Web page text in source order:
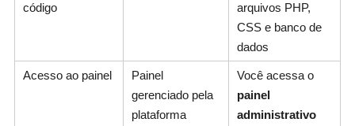
código
arquivos PHP,
CSS e banco de
dados
Acesso ao painel
Painel
gerenciado pela
plataforma
Você acessa o
painel
administrativo